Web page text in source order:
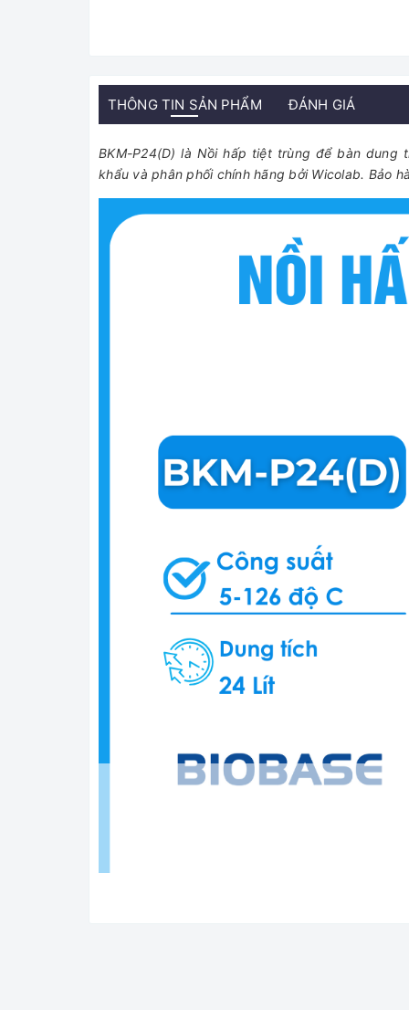
THÔNG TIN SẢN PHẨM ĐÁNH GIÁ
BKM-P24(D) là Nồi hấp tiệt trùng để bàn dung
khẩu và phân phối chính hãng bởi Wicolab. Bảo